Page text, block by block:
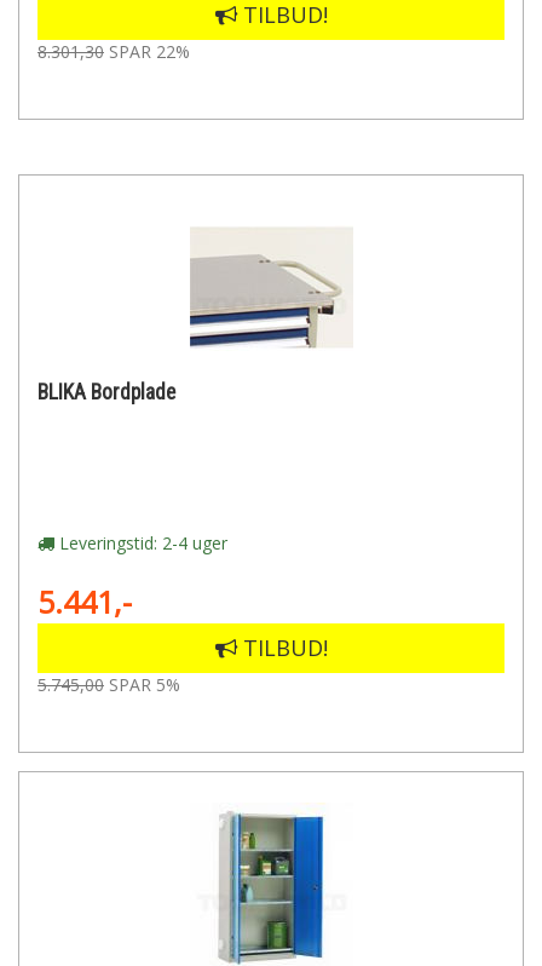
TILBUD!
8.301,30 SPAR 22%
BLIKA Bordplade
Leveringstid: 2-4 uger
5.441,-
TILBUD!
5.745,00 SPAR 5%